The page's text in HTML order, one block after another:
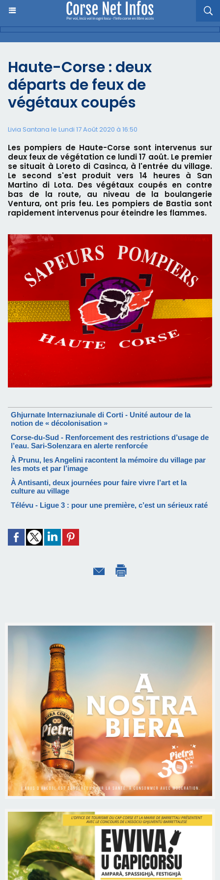
Haute-Corse : deux
départs de feux de
végétaux coupés
Livia Santana le Lundi 17 Août 2020 à 16:50
Les pompiers de Haute-Corse sont intervenus sur
deux feux de végétation ce lundi 17 août. Le premier
se situait à Loreto di Casinca, à l'entrée du village.
Le second s'est produit vers 14 heures à San
Martino di Lota. Des végétaux coupés en contre
bas de la route, au niveau de la boulangerie
Ventura, ont pris feu. Les pompiers de Bastia sont
rapidement intervenus pour éteindre les flammes.
Ghjurnate Internaziunale di Corti - Unité autour de la
notion de « décolonisation »
Corse-du-Sud - Renforcement des restrictions d’usage de
l’eau. Sari-Solenzara en alerte renforcée
À Prunu, les Angelini racontent la mémoire du village par
les mots et par l’image
À Antisanti, deux journées pour faire vivre l’art et la
culture au village
Télévu - Ligue 3 : pour une première, c’est un sérieux raté